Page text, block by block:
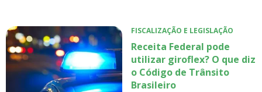
FISCALIZAÇÃO E LEGISLAÇÃO
Receita Federal pode
utilizar giroflex? O que diz
o Código de Trânsito
Brasileiro